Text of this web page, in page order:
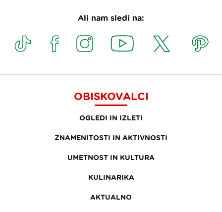
Ali nam sledi na:
OBISKOVALCI
OGLEDI IN IZLETI
ZNAMENITOSTI IN AKTIVNOSTI
UMETNOST IN KULTURA
KULINARIKA
AKTUALNO